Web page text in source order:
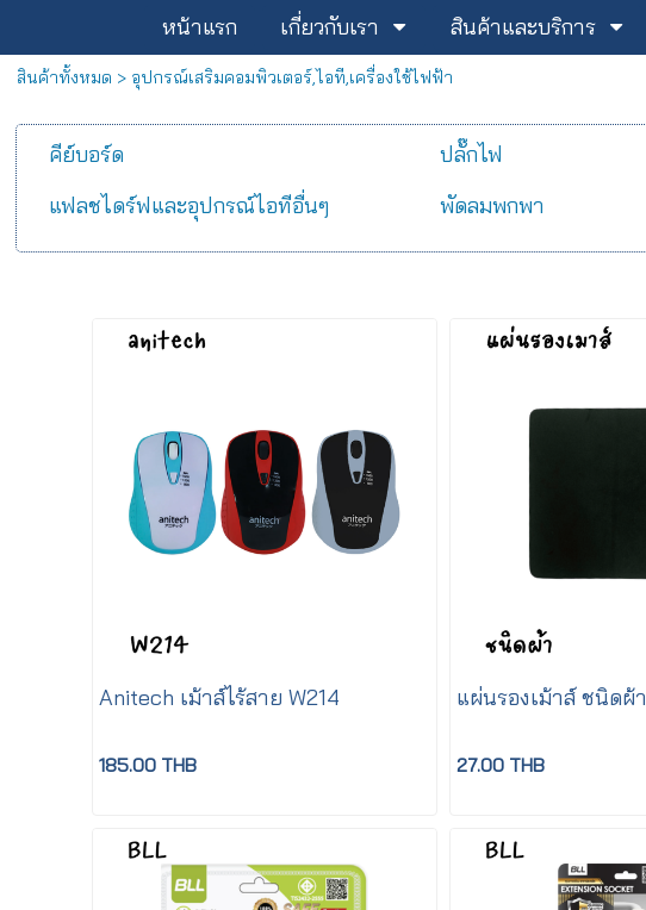
หน้าแรก เกี่ยวกับเรา สินค้าและบริการ
สินค้าทั้งหมด > อุปกรณ์เสริมคอมพิวเตอร์,ไอที,เครื่องใช้ไฟฟ้า
คีย์บอร์ด ปลั๊กไฟ
แฟลชไดร์ฟและอุปกรณ์ไอทีอื่นๆ
พัดลมพกพา
Anitech เม้าส์ไร้สาย W214
185.00 THB
แผ่นรองเม้าส์ ชนิดผ้า
27.00 THB